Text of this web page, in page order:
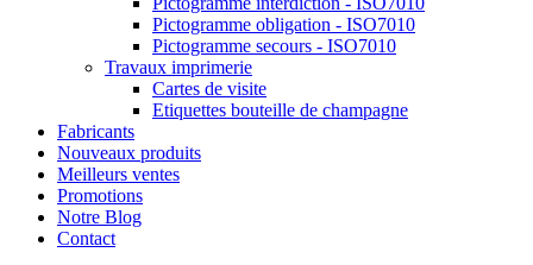
Pictogramme obligation - ISO7010
Pictogramme secours - ISO7010
Travaux imprimerie
Cartes de visite
Etiquettes bouteille de champagne
Fabricants
Nouveaux produits
Meilleurs ventes
Promotions
Notre Blog
Contact